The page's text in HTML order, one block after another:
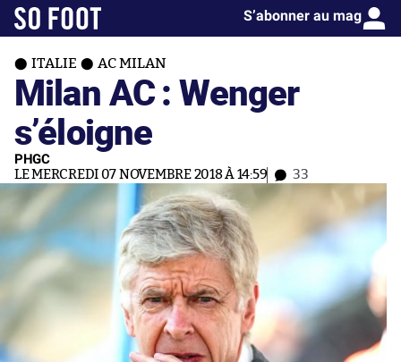
S’abonner au mag
ITALIE AC MILAN
Milan AC : Wenger
s’éloigne
PHGC
LE MERCREDI 07 NOVEMBRE 2018 À 14:59 33